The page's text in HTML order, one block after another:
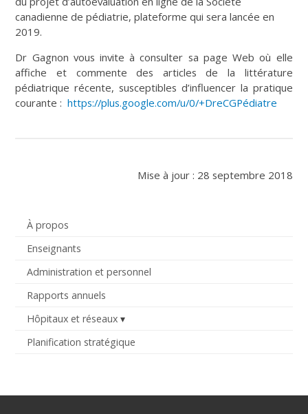
À propos
Enseignants
Administration et personnel
Rapports annuels
Hôpitaux et réseaux
Planification stratégique
canadienne de pédiatrie, plateforme qui sera lancée en
2019.
Dr Gagnon vous invite à consulter sa page Web où elle
affiche et commente des articles de la littérature
pédiatrique récente, susceptibles d’influencer la pratique
courante :https://plus.google.com/u/0/+DreCGPédiatre
Mise à jour : 28 septembre 2018